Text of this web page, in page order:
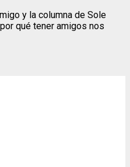
y la columna de Sole
qué tener amigos nos